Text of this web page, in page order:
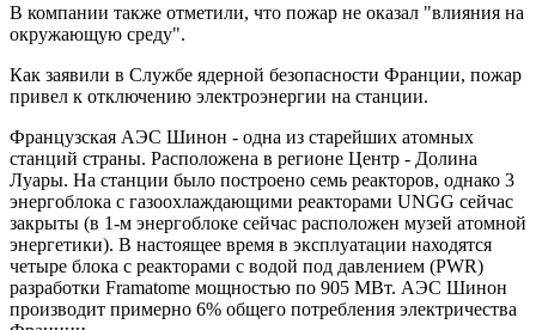
В компании также отметили, что пожар не оказал "влияния на
окружающую среду".
Как заявили в Службе ядерной безопасности Франции, пожар
привел к отключению электроэнергии на станции.
Французская АЭС Шинон - одна из старейших атомных
станций страны. Расположена в регионе Центр - Долина
Луары. На станции было построено семь реакторов, однако 3
энергоблока с газоохлаждающими реакторами UNGG сейчас
закрыты (в 1-м энергоблоке сейчас расположен музей атомной
энергетики). В настоящее время в эксплуатации находятся
четыре блока с реакторами с водой под давлением (PWR)
разработки Framatome мощностью по 905 МВт. АЭС Шинон
производит примерно 6% общего потребления электричества